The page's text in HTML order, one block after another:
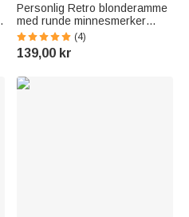
Personlig Retro blonderamme
med runde minnesmerker
Brosje Bryllup
Gradueringsgave til
nyutdannede Brudgom
(4)
139,00 kr